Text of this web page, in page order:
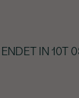
IN 10T